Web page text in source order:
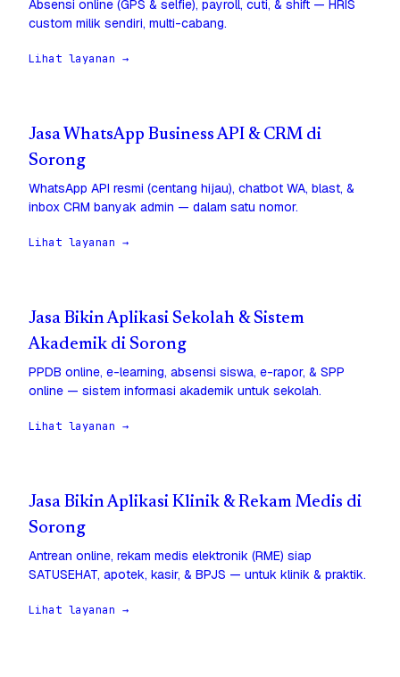
Absensi online (GPS & selfie), payroll, cuti, & shift — HRIS
custom milik sendiri, multi-cabang.
Lihat layanan →
Jasa WhatsApp Business API & CRM di
Sorong
WhatsApp API resmi (centang hijau), chatbot WA, blast, &
inbox CRM banyak admin — dalam satu nomor.
Lihat layanan →
Jasa Bikin Aplikasi Sekolah & Sistem
Akademik di Sorong
PPDB online, e-learning, absensi siswa, e-rapor, & SPP
online — sistem informasi akademik untuk sekolah.
Lihat layanan →
Jasa Bikin Aplikasi Klinik & Rekam Medis di
Sorong
Antrean online, rekam medis elektronik (RME) siap
SATUSEHAT, apotek, kasir, & BPJS — untuk klinik & praktik.
Lihat layanan →